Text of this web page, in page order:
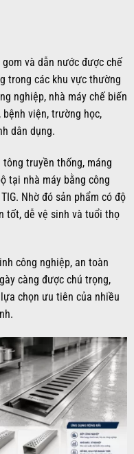
và dẫn nước được chế
trong các khu vực thường
nghiệp, nhà máy chế biến
viện, trường học,
dân dụng.
truyền thống, máng
tại nhà máy bằng công
Nhờ đó sản phẩm có độ
tốt, dễ vệ sinh và tuổi thọ
công nghiệp, an toàn
càng được chú trọng,
chọn ưu tiên của nhiều